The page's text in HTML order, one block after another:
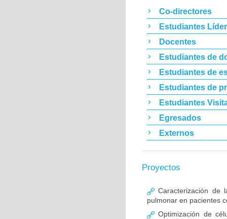
Co-directores
Estudiantes
Docentes
Estudiantes de
Estudiantes de
Estudiantes de
Estudiantes
Egresados
Externos
Proyectos
Caracterización de
pulmonar en pacientes
Optimización de